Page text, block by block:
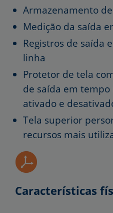
Armazenamento
Medição da saída
Registros de saída
linha
Protetor de tela
de saída em
ativado e
Tela superior
recursos mais
Características